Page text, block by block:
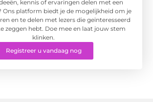
kennis of ervaringen delen met een
Ons platform biedt je de mogelijkheid om je
en te delen met lezers die geïnteresseerd
zeggen hebt. Doe mee en laat jouw stem
klinken.
Registreer u vandaag nog